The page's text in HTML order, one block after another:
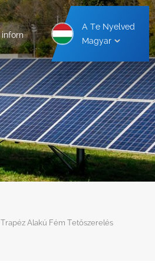
A Te Nyelved
Magyar
Trapéz Alakú Fém Tetőszerelés